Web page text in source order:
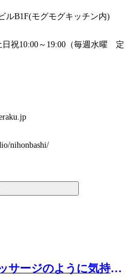
ルB1F(モグモグキッチン内)
祝10:00～19:00（毎週水曜 定
nihonbashi/
サージのように気持ち